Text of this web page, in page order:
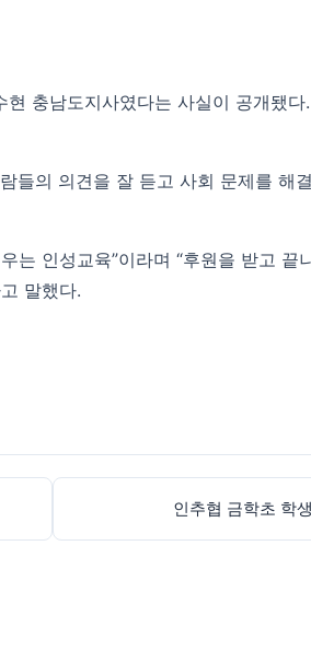
충남도지사였다는 사실이 공개됐
들의 의견을 잘 듣고 사회 문제를 해
인성교육”이라며 “후원을 받고
말했다.
인추협 금학초 학